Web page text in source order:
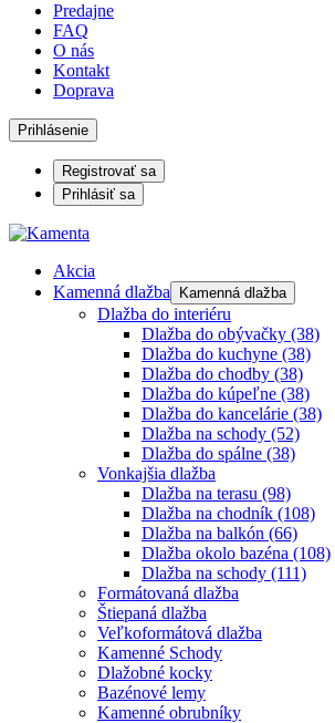
Predajne
FAQ
O nás
Kontakt
Doprava
Prihlásenie
Registrovať sa
Prihlásiť sa
Akcia
Kamenná dlažba
Kamenná dlažba
Dlažba do interiéru
Dlažba do obývačky (38)
Dlažba do kuchyne (38)
Dlažba do chodby (38)
Dlažba do kúpeľne (38)
Dlažba do kancelárie (38)
Dlažba na schody (52)
Dlažba do spálne (38)
Vonkajšia dlažba
Dlažba na terasu (98)
Dlažba na chodník (108)
Dlažba na balkón (66)
Dlažba okolo bazéna (108)
Dlažba na schody (111)
Formátovaná dlažba
Štiepaná dlažba
Veľkoformátová dlažba
Kamenné Schody
Dlažobné kocky
Bazénové lemy
Kamenné obrubníky